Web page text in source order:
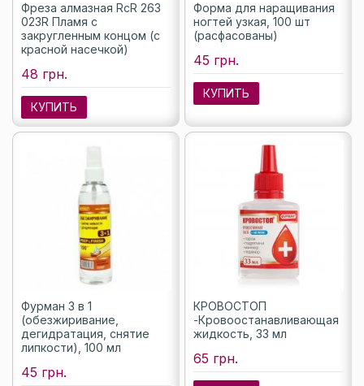
Фреза алмазная RcR 263
023R Пламя с
закругленным концом (с
красной насечкой)
48 грн.
КУПИТЬ
Форма для наращивания
ногтей узкая, 100 шт
(расфасованы)
45 грн.
КУПИТЬ
Фурман 3 в 1
(обезжиривание,
дегидратация, снятие
липкости), 100 мл
45 грн.
КРОВОСТОП
-Кровоостанавливающая
жидкость, 33 мл
65 грн.